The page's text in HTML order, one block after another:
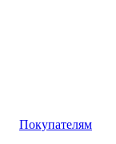
Покупателям